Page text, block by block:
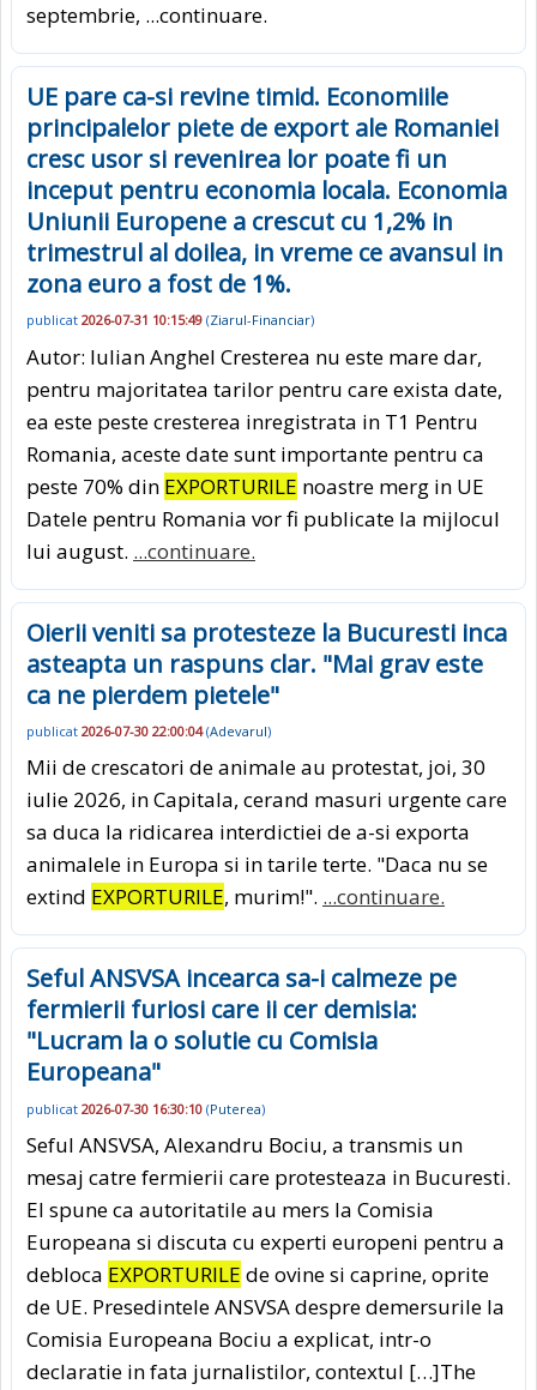
septembrie, ...continuare.
UE pare ca-si revine timid. Economiile
principalelor piete de export ale Romaniei
cresc usor si revenirea lor poate fi un
inceput pentru economia locala. Economia
Uniunii Europene a crescut cu 1,2% in
trimestrul al doilea, in vreme ce avansul in
zona euro a fost de 1%.
publicat 2026-07-31 10:15:49 (Ziarul-Financiar)
Autor: Iulian Anghel Cresterea nu este mare dar,
pentru majoritatea tarilor pentru care exista date,
ea este peste cresterea inregistrata in T1 Pentru
Romania, aceste date sunt importante pentru ca
peste 70% din EXPORTURILE noastre merg in UE
Datele pentru Romania vor fi publicate la mijlocul
lui august. ...continuare.
Oierii veniti sa protesteze la Bucuresti inca
asteapta un raspuns clar. "Mai grav este
ca ne pierdem pietele"
publicat 2026-07-30 22:00:04(Adevarul)
Mii de crescatori de animale au protestat, joi, 30
iulie 2026, in Capitala, cerand masuri urgente care
sa duca la ridicarea interdictiei de a-si exporta
animalele in Europa si in tarile terte. "Daca nu se
extind EXPORTURILE, murim!". ...continuare.
Seful ANSVSA incearca sa-i calmeze pe
fermierii furiosi care ii cer demisia:
"Lucram la o solutie cu Comisia
Europeana"
publicat 2026-07-30 16:30:10 (Puterea)
Seful ANSVSA, Alexandru Bociu, a transmis un
mesaj catre fermierii care protesteaza in Bucuresti.
El spune ca autoritatile au mers la Comisia
Europeana si discuta cu experti europeni pentru a
debloca EXPORTURILE de ovine si caprine, oprite
de UE. Presedintele ANSVSA despre demersurile la
Comisia Europeana Bociu a explicat, intr-o
declaratie in fata jurnalistilor, contextul […]The